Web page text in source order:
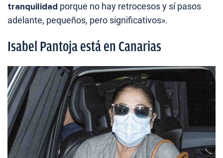
tranquilidad porque no hay retrocesos y sí pasos
adelante, pequeños, pero significativos».
Isabel Pantoja está en Canarias